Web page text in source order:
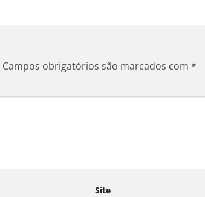
Campos obrigatórios são marcados com *
Site